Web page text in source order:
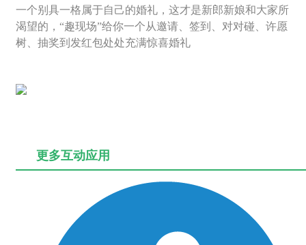
一个别具一格属于自己的婚礼，这才是新郎新娘和大家所
渴望的，“趣现场”给你一个从邀请、签到、对对碰、许愿
树、抽奖到发红包处处充满惊喜婚礼
更多互动应用